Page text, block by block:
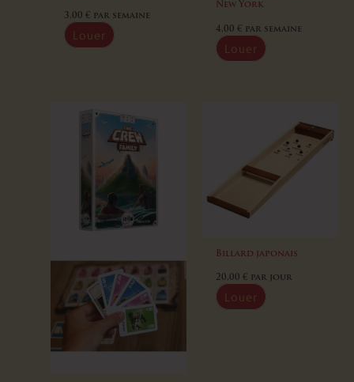
3,00 € par semaine
Louer
New York
4,00 € par semaine
Louer
Billard japonais
20,00 € par jour
Louer